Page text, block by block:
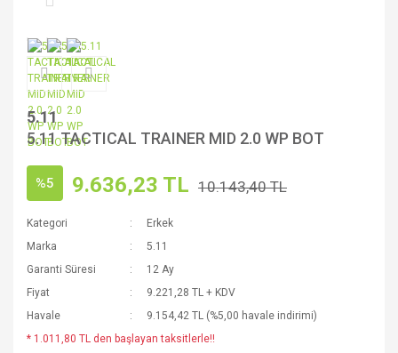
5.11
5.11 TACTICAL TRAINER MID 2.0 WP BOT
%5 9.636,23 TL 10.143,40 TL
Kategori
Erkek
Marka
5.11
Garanti Süresi
12 Ay
Fiyat
9.221,28 TL + KDV
Havale
9.154,42 TL (%5,00 havale indirimi)
* 1.011,80 TL den başlayan taksitlerle!!